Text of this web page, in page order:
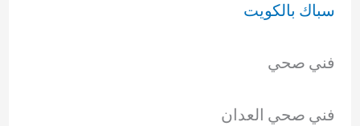
سباك بالكويت
فني صحي
فني صحي العدان